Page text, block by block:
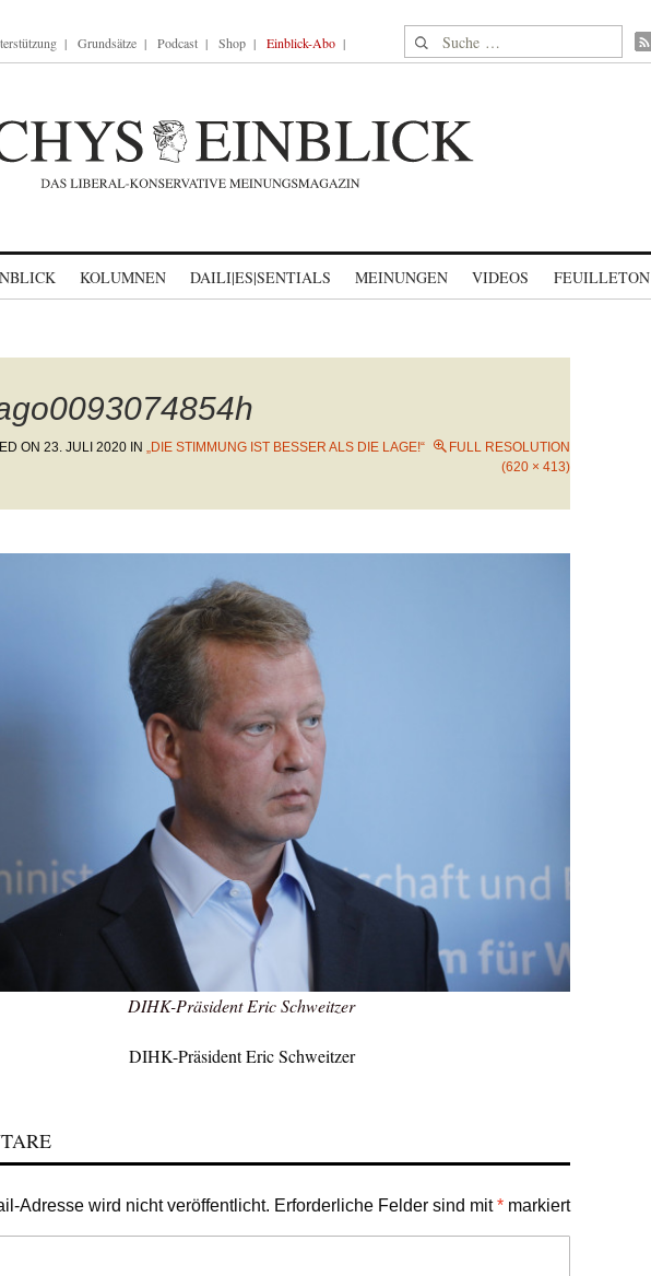
Grundsätze Podcast Shop Einblick-Abo Suche nach:
KOLUMNEN DAILI|ES|SENTIALS MEINUNGEN VIDEOS FEUILLETON
ON 23. JULI 2020 IN „DIE STIMMUNG IST BESSER ALS DIE LAGE!“
FULL RESOLUTION
(620 × 413)
DIHK-Präsident Eric Schweitzer
DIHK-Präsident Eric Schweitzer
Adresse wird nicht veröffentlicht. Erforderliche Felder sind mit* markiert